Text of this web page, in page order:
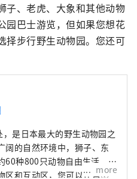
子、老虎、大象和其他动物
园巴士游览，但如果您想花
择步行野生动物园。您还可
是日本最大的野生动物园之
阔的自然环境中，狮子、东
60种800只动物自由生活。
区和互动区，您可以在自然
more